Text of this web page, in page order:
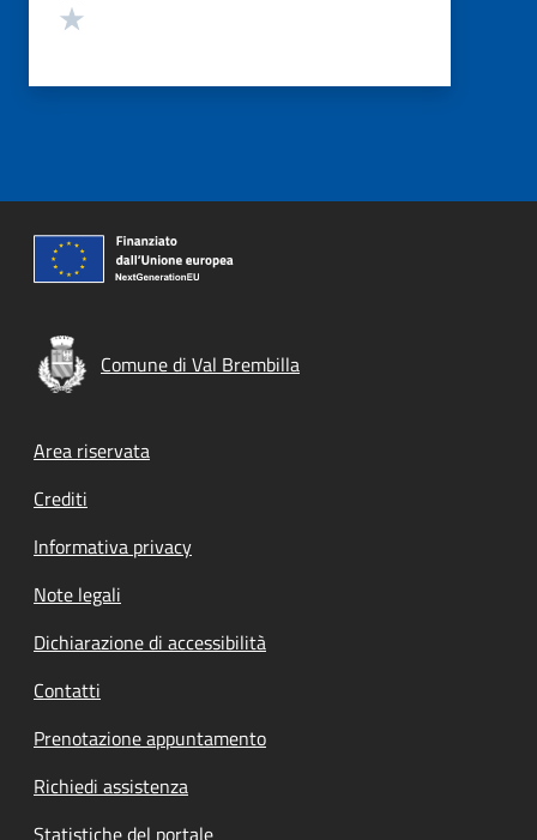
Comune di Val Brembilla
Footer menu
Area riservata
Crediti
Informativa privacy
Note legali
Dichiarazione di accessibilità
Contatti
Prenotazione appuntamento
Richiedi assistenza
Statistiche del portale